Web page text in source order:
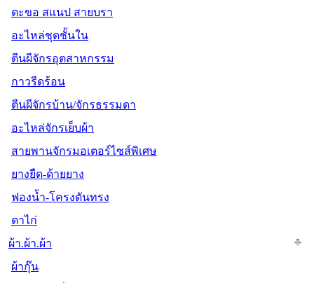
ตะขอ สแนป สายบรา
อะไหล่ชุดชั้นใน
ตีนผีจักรอุตสาหกรรม
กาวรีดร้อน
ตีนผีจักรบ้าน/จักรธรรมดา
อะไหล่จักรเย็บผ้า
สายพานจักรมอเตอร์ไซส์พิเศษ
ยางยืด-ด้ายยาง
ฟองน้ำ-โครงดันทรง
ตาไก่
ผ้า.ผ้า.ผ้า
ผ้ากุ๊น